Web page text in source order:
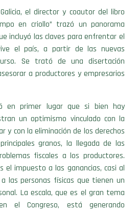
el director y coautor del libro
en criollo” trazó un panorama
incluyó las claves para enfrentar el
el país, a partir de las nuevas
Se trató de una disertación
a productores y empresarios
en primer lugar que si bien hay
un optimismo vinculado con la
y con la eliminación de los derechos
granos, la llegada de las
fiscales a los productores.
el impuesto a las ganancias, casi al
las personas físicas que tienen un
La escala, que es el gran tema
el Congreso, está generando